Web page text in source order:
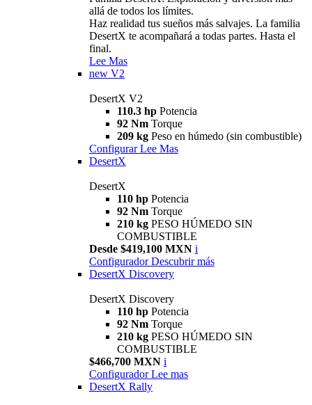
allá de todos los límites.
Haz realidad tus sueños más salvajes. La familia
DesertX te acompañará a todas partes. Hasta el
final.
Lee Mas
new V2
DesertX V2
110.3 hp Potencia
92 Nm Torque
209 kg Peso en húmedo (sin combustible)
Configurar Lee Mas
DesertX
DesertX
110 hp Potencia
92 Nm Torque
210 kg PESO HÚMEDO SIN
COMBUSTIBLE
Desde $419,100 MXN i
Configurador Descubrir más
DesertX Discovery
DesertX Discovery
110 hp Potencia
92 Nm Torque
210 kg PESO HÚMEDO SIN
COMBUSTIBLE
$466,700 MXN i
Configurador Lee mas
DesertX Rally